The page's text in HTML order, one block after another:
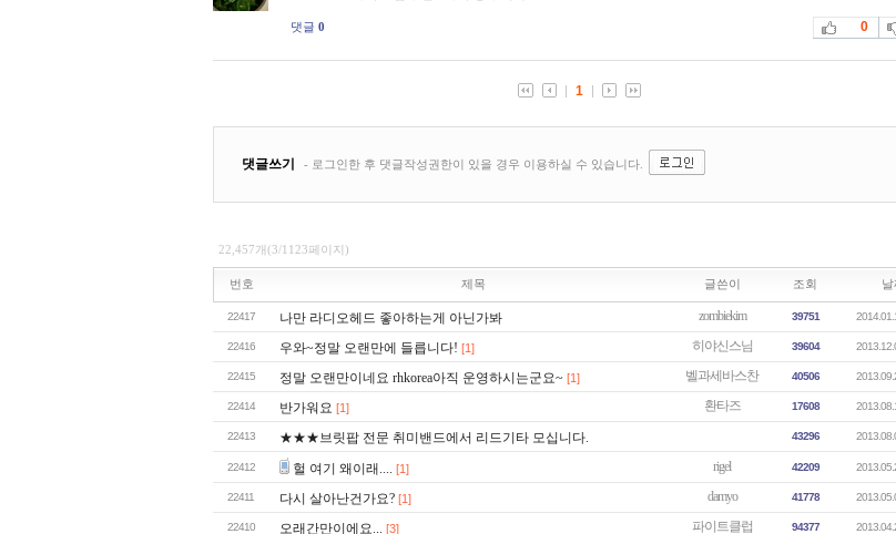
22,457개(3/1123페이지)
번호 제목 글쓴이 조회
22417 나만 라디오헤드 좋아하는게 아닌가봐 zombiekim 39751
22416 우와~정말 오랜만에 들릅니다! [1] 히야신스님 39604
22415 정말 오랜만이네요 rhkorea아직 운영하시는군요~ [1] 벨과세바스찬 40506
22414 반가워요 [1] 환타즈 17608
22413 ★★★브릿팝 전문 취미밴드에서 리드기타 모십니다. 43296
22412 헐 여기 왜이래.... [1] rigel 42209
22411 다시 살아난건가요? [1] damyo 41778
22410 오래간만이에요... [3] 파이트클럽 94377